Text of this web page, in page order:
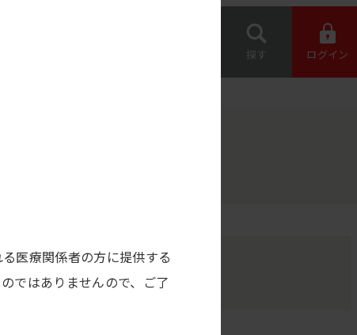
探す ログイン
医療関係者の方に提供する
ではありませんので、ご了